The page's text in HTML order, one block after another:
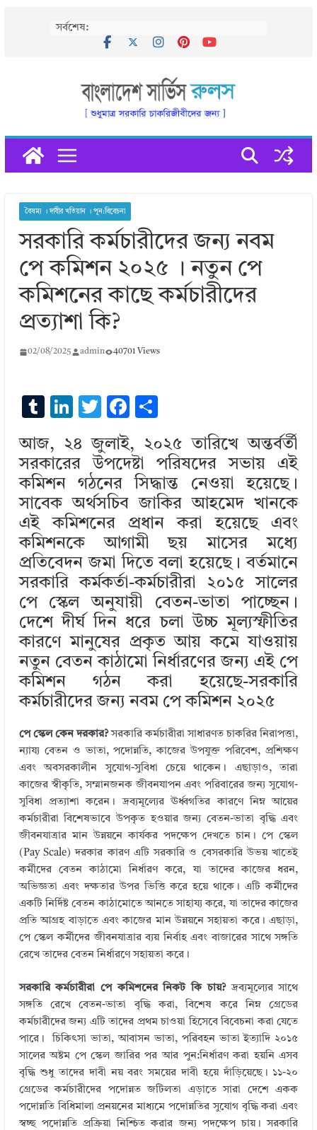
সর্বশেষ:
বৈষম্য । দাবীর খতিয়ান । পুন:বিবেচনা
সরকারি কর্মচারীদের জন্য নবম
পে কমিশন ২০২৫ । নতুন পে
কমিশনের কাছে কর্মচারীদের
প্রত্যাশা কি?
02/08/2025 admin 40701 Views
T
m
bl
r
Li
k
e
dI
n
T
it
te
r
F
e
b
o
o
k
ar
e
আজ, ২৪ জুলাই, ২০২৫ তারিখে অন্তর্বর্তী
সরকারের উপদেষ্টা পরিষদের সভায় এই
কমিশন গঠনের সিদ্ধান্ত নেওয়া হয়েছে।
সাবেক অর্থসচিব জাকির আহমেদ খানকে
এই কমিশনের প্রধান করা হয়েছে এবং
কমিশনকে আগামী ছয় মাসের মধ্যে
প্রতিবেদন জমা দিতে বলা হয়েছে। বর্তমানে
সরকারি কর্মকর্তা-কর্মচারীরা ২০১৫ সালের
পে স্কেল অনুযায়ী বেতন-ভাতা পাচ্ছেন।
দেশে দীর্ঘ দিন ধরে চলা উচ্চ মূল্যস্ফীতির
কারণে মানুষের প্রকৃত আয় কমে যাওয়ায়
নতুন বেতন কাঠামো নির্ধারণের জন্য এই পে
কমিশন গঠন করা হয়েছে-সরকারি
কর্মচারীদের জন্য নবম পে কমিশন ২০২৫
পে স্কেল কেন দরকার?সরকারি কর্মচারীরা সাধারণত চাকরির নিরাপত্তা,
ন্যায্য বেতন ও ভাতা, পদোন্নতি, কাজের উপযুক্ত পরিবেশ, প্রশিক্ষণ
এবং অবসরকালীন সুযোগ-সুবিধা চেয়ে থাকেন। এছাড়াও, তারা
কাজের স্বীকৃতি, সম্মানজনক জীবনযাপন এবং পরিবারের জন্য সুযোগ-
সুবিধা প্রত্যাশা করেন। দ্রব্যমূল্যের ঊর্ধ্বগতির কারণে নিম্ন আয়ের
কর্মচারীরা বিশেষভাবে উপকৃত হওয়ার জন্য বেতন-ভাতা বৃদ্ধি এবং
জীবনযাত্রার মান উন্নয়নে কার্যকর পদক্ষেপ দেখতে চান। পে স্কেল
(Pay Scale) দরকার কারণ এটি সরকারি ও বেসরকারি উভয় খাতেই
কর্মীদের বেতন কাঠামো নির্ধারণ করে, যা তাদের কাজের ধরন,
অভিজ্ঞতা এবং দক্ষতার উপর ভিত্তি করে হয়ে থাকে। এটি কর্মীদের
একটি নির্দিষ্ট বেতন কাঠামোতে আনতে সাহায্য করে, যা তাদের কাজের
প্রতি আগ্রহ বাড়াতে এবং কাজের মান উন্নয়নে সহায়তা করে। এছাড়া,
পে স্কেল কর্মীদের জীবনযাত্রার ব্যয় নির্বাহ এবং বাজারের সাথে সঙ্গতি
রেখে তাদের বেতন নির্ধারণে সহায়তা করে।
সরকারি কর্মচারীরা পে কমিশনের নিকট কি চায়?দ্রব্যমূল্যের সাথে
সঙ্গতি রেখে বেতন-ভাতা বৃদ্ধি করা, বিশেষ করে নিম্ন গ্রেডের
কর্মচারীদের জন্য এটি তাদের প্রথম চাওয়া হিসেবে বিবেচনা করা যেতে
পারে। চিকিৎসা ভাতা, আবাসন ভাতা, পরিবহন ভাতা ইত্যাদি ২০১৫
সালের অষ্টম পে স্কেল জারির পর আর পুন:নির্ধারণ করা হয়নি এসব
বৃদ্ধি শুধু তাদের দাবী নয় বরং সময়ের দাবী হয়ে দাঁড়িয়েছে। ১১-২০
গ্রেডের কর্মচারীদের পদোন্নত জটিলতা এড়াতে সারা দেশে একক
পদোন্নতি বিধিমালা প্রনয়নের মাধ্যমে পদোন্নতির সুযোগ বৃদ্ধি করা এবং
স্বচ্ছ পদোন্নতি প্রক্রিয়া নিশ্চিত করার জন্য পদক্ষেপ চায়। সরকারি